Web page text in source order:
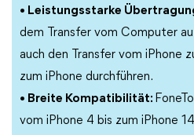
• Leistungsstarke
dem Transfer vom Computer
auch den Transfer vom iPhone
zum iPhone durchführen.
• Breite Kompatibilität:
vom iPhone 4 bis zum iPhone